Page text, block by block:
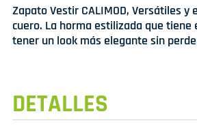
Zapato Vestir CALIMOD, Versátiles y
cuero. La horma estilizada que
tener un look más elegante sin
DETALLES